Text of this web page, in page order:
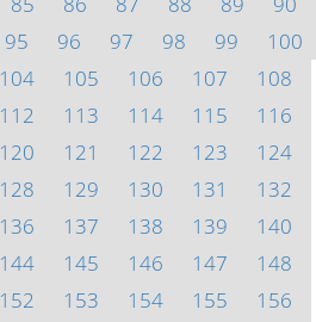
95 96 97 98 99
100
104 105 106 107
108
112 113 114 115
116
120 121 122 123
124
128 129 130 131
132
136 137 138 139
140
144 145 146 147
148
152 153 154 155
156